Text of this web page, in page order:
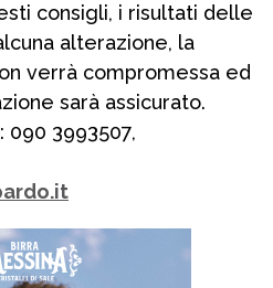
consigli, i risultati delle
alterazione, la
verrà compromessa ed
sarà assicurato.
3993507,